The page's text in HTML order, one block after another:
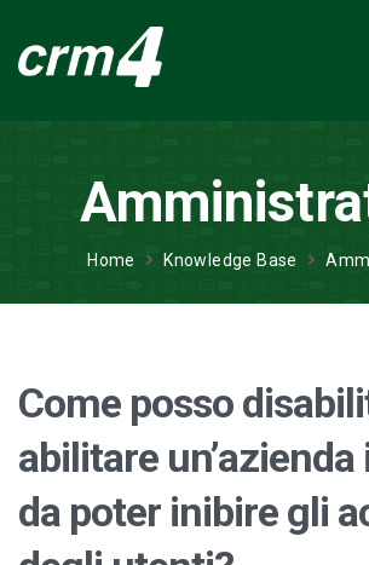
Home Knowledge Base
Come posso
abilitare
da poter inibire gli